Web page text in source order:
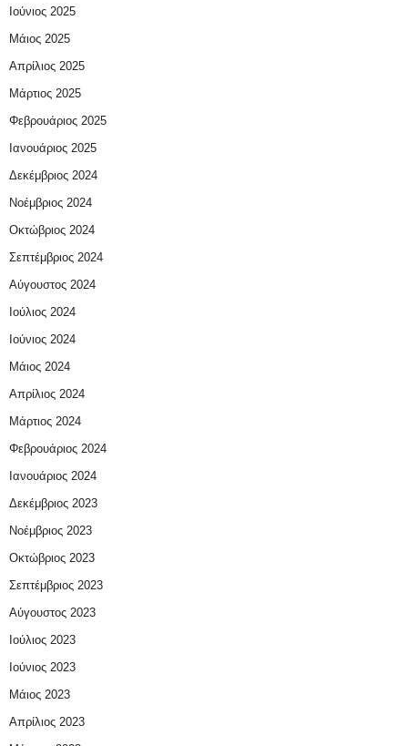
Ιούνιος 2025
Μάιος 2025
Απρίλιος 2025
Μάρτιος 2025
Φεβρουάριος 2025
Ιανουάριος 2025
Δεκέμβριος 2024
Νοέμβριος 2024
Οκτώβριος 2024
Σεπτέμβριος 2024
Αύγουστος 2024
Ιούλιος 2024
Ιούνιος 2024
Μάιος 2024
Απρίλιος 2024
Μάρτιος 2024
Φεβρουάριος 2024
Ιανουάριος 2024
Δεκέμβριος 2023
Νοέμβριος 2023
Οκτώβριος 2023
Σεπτέμβριος 2023
Αύγουστος 2023
Ιούλιος 2023
Ιούνιος 2023
Μάιος 2023
Απρίλιος 2023